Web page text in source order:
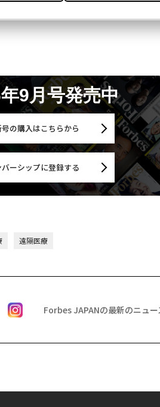
9月号発売中
の購入はこちらから
バーシップに登録する
遠隔医療
Forbes JAPANの最新のニュ